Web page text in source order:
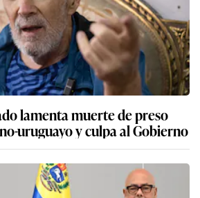
lamenta muerte de preso
uruguayo y culpa al Gobierno